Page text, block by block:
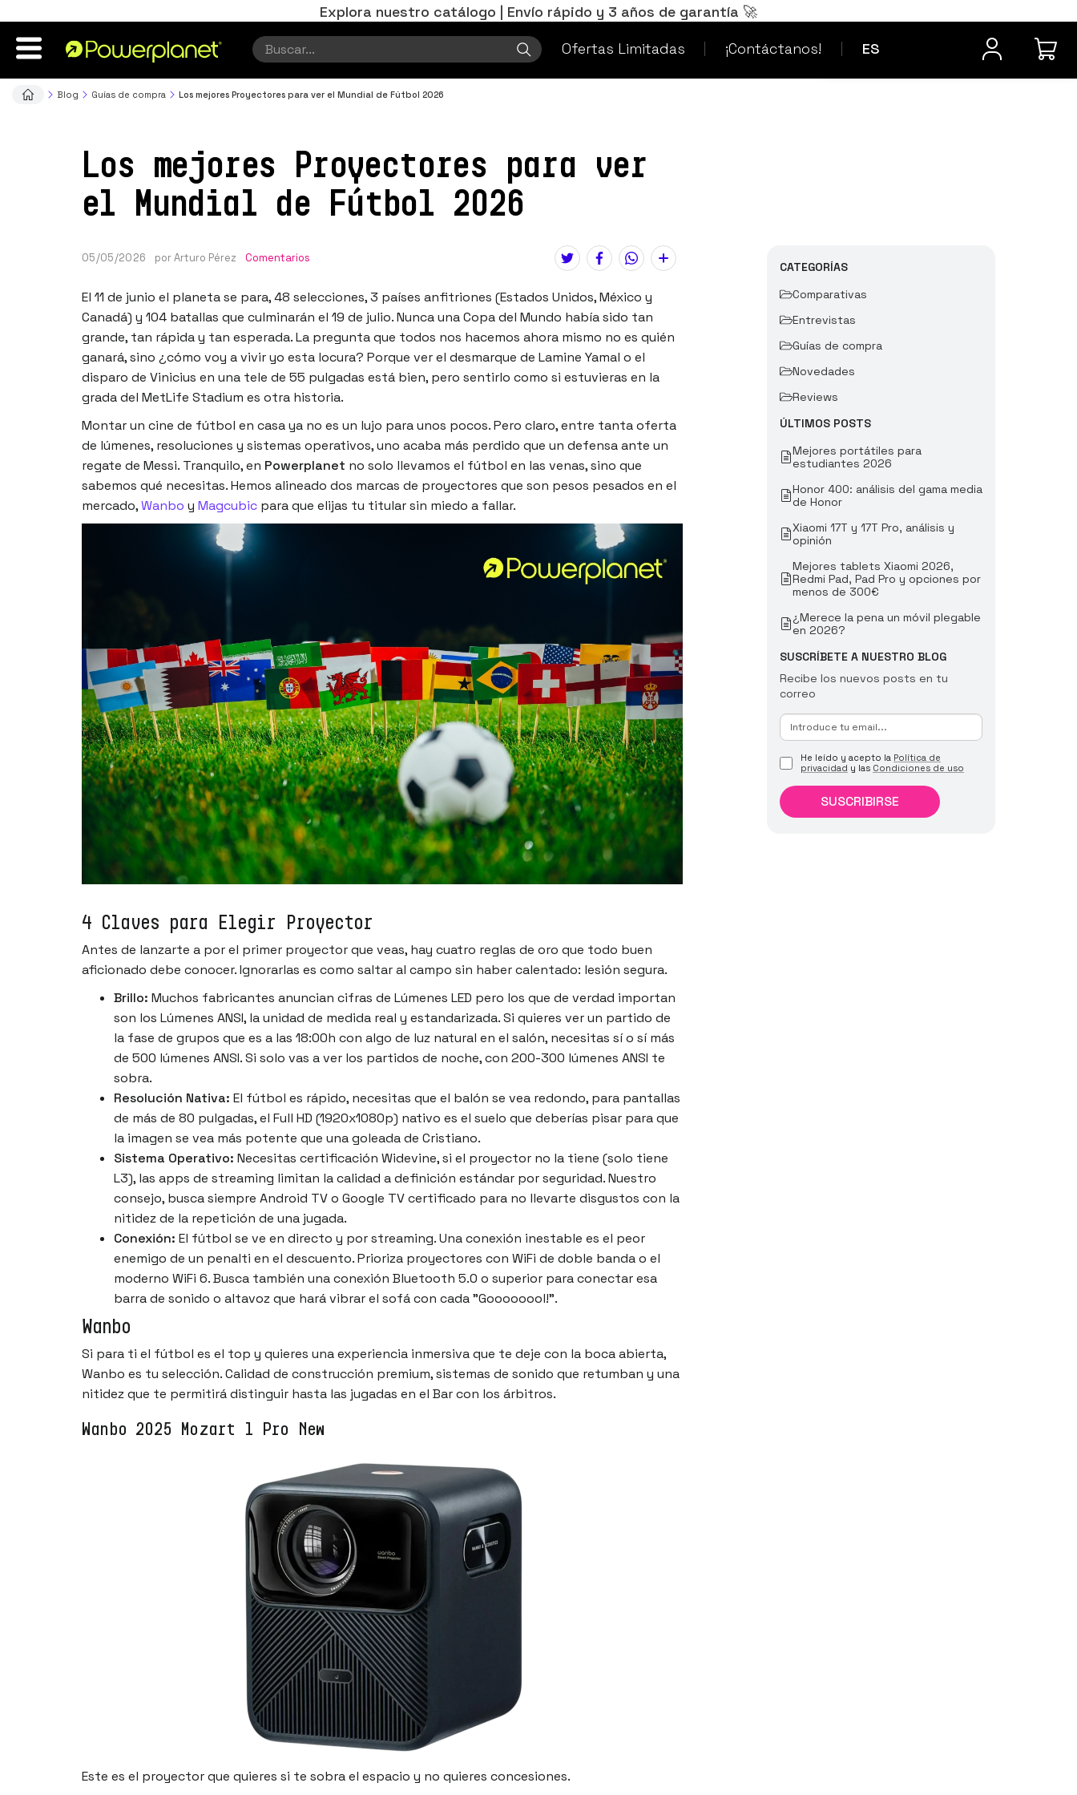
Explora nuestro catálogo | Envío rápido y 3 años de garantía 🚀
ES
Ofertas Limitadas ¡Contáctanos!
¿Dudas? Contacta
Blog Guías de compra Los mejores Proyectores para ver el Mundial de Fútbol 2026
Los mejores Proyectores para ver
el Mundial de Fútbol 2026
05/05/2026 porArturo Pérez Comentarios
El 11 de junio el planeta se para, 48 selecciones, 3 países anfitriones (Estados Unidos, México y
Canadá) y 104 batallas que culminarán el 19 de julio. Nunca una Copa del Mundo había sido tan
grande, tan rápida y tan esperada. La pregunta que todos nos hacemos ahora mismo no es quién
ganará, sino ¿cómo voy a vivir yo esta locura? Porque ver el desmarque de Lamine Yamal o el
disparo de Vinicius en una tele de 55 pulgadas está bien, pero sentirlo como si estuvieras en la
grada del MetLife Stadium es otra historia.
Montar un cine de fútbol en casa ya no es un lujo para unos pocos. Pero claro, entre tanta oferta
de lúmenes, resoluciones y sistemas operativos, uno acaba más perdido que un defensa ante un
regate de Messi. Tranquilo, en Powerplanet no solo llevamos el fútbol en las venas, sino que
sabemos qué necesitas. Hemos alineado dos marcas de proyectores que son pesos pesados en el
mercado,Wanbo y Magcubic para que elijas tu titular sin miedo a fallar.
4 Claves para Elegir Proyector
Antes de lanzarte a por el primer proyector que veas, hay cuatro reglas de oro que todo buen
aficionado debe conocer. Ignorarlas es como saltar al campo sin haber calentado: lesión segura.
Brillo: Muchos fabricantes anuncian cifras de Lúmenes LED pero los que de verdad importan
son los Lúmenes ANSI, la unidad de medida real y estandarizada. Si quieres ver un partido de
la fase de grupos que es a las 18:00h con algo de luz natural en el salón, necesitas sí o sí más
de 500 lúmenes ANSI. Si solo vas a ver los partidos de noche, con 200-300 lúmenes ANSI te
sobra.
Resolución Nativa: El fútbol es rápido, necesitas que el balón se vea redondo, para pantallas
de más de 80 pulgadas, el Full HD (1920x1080p) nativo es el suelo que deberías pisar para que
la imagen se vea más potente que una goleada de Cristiano.
Sistema Operativo: Necesitas certificación Widevine, si el proyector no la tiene (solo tiene
L3), las apps de streaming limitan la calidad a definición estándar por seguridad. Nuestro
consejo, busca siempre Android TV o Google TV certificado para no llevarte disgustos con la
nitidez de la repetición de una jugada.
Conexión: El fútbol se ve en directo y por streaming. Una conexión inestable es el peor
enemigo de un penalti en el descuento. Prioriza proyectores con WiFi de doble banda o el
moderno WiFi 6. Busca también una conexión Bluetooth 5.0 o superior para conectar esa
barra de sonido o altavoz que hará vibrar el sofá con cada "Goooooool!".
Wanbo
Si para ti el fútbol es el top y quieres una experiencia inmersiva que te deje con la boca abierta,
Wanbo es tu selección. Calidad de construcción premium, sistemas de sonido que retumban y una
nitidez que te permitirá distinguir hasta las jugadas en el Bar con los árbitros.
Wanbo 2025 Mozart 1 Pro New
Este es el proyector que quieres si te sobra el espacio y no quieres concesiones.
CATEGORÍAS
Comparativas
Entrevistas
Guías de compra
Novedades
Reviews
ÚLTIMOS POSTS
Mejores portátiles para
estudiantes 2026
Honor 400: análisis del gama media
de Honor
Xiaomi 17T y 17T Pro, análisis y
opinión
Mejores tablets Xiaomi 2026,
Redmi Pad, Pad Pro y opciones por
menos de 300€
¿Merece la pena un móvil plegable
en 2026?
SUSCRÍBETE A NUESTRO BLOG
Recibe los nuevos posts en tu
correo
He leído y acepto la Política de
privacidad y las Condiciones de uso